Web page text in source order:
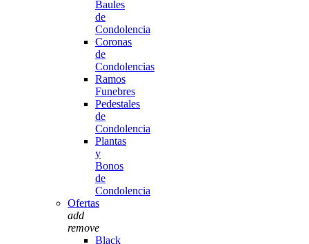
Baules
de
Condolencia
Coronas
de
Condolencias
Ramos
Funebres
Pedestales
de
Condolencia
Plantas
y
Bonos
de
Condolencia
Ofertas
add
remove
Black